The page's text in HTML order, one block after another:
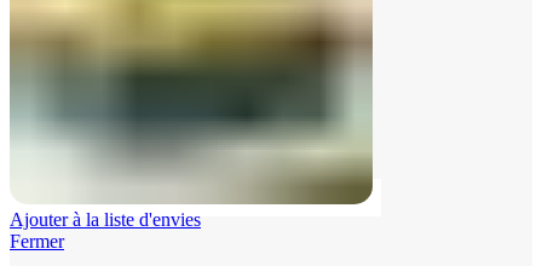
Ajouter à la liste d'envies
Fermer